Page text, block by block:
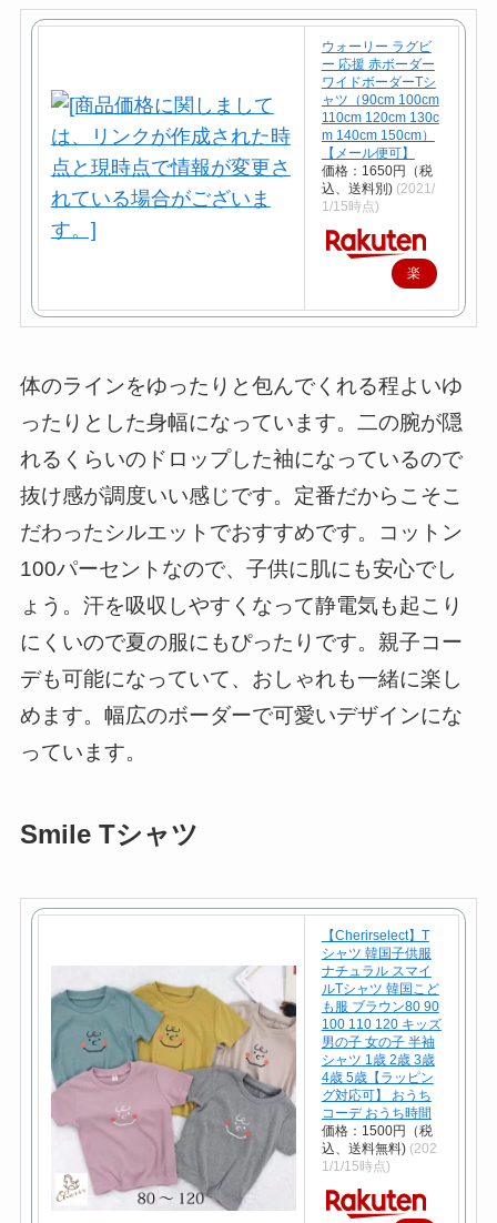
ウォーリー ラグビ
ー 応援 赤ボーダー
ワイドボーダーTシ
ャツ（90cm 100cm
110cm 120cm 130c
m 140cm 150cm）
【メール便可】
価格：1650円（税
込、送料別) (2021/
1/15時点)
楽
入
体のラインをゆったりと包んでくれる程よいゆ
ったりとした身幅になっています。二の腕が隠
れるくらいのドロップした袖になっているので
抜け感が調度いい感じです。定番だからこそこ
だわったシルエットでおすすめです。コットン
100パーセントなので、子供に肌にも安心でし
ょう。汗を吸収しやすくなって静電気も起こり
にくいので夏の服にもぴったりです。親子コー
デも可能になっていて、おしゃれも一緒に楽し
めます。幅広のボーダーで可愛いデザインにな
っています。
Smile Tシャツ
【Cherirselect】T
シャツ 韓国子供服
ナチュラル スマイ
ルTシャツ 韓国こど
も服 ブラウン80 90
100 110 120 キッズ
男の子 女の子 半袖
シャツ 1歳 2歳 3歳
4歳 5歳【ラッピン
グ対応可】 おうち
コーデ おうち時間
価格：1500円（税
込、送料無料) (202
1/1/15時点)